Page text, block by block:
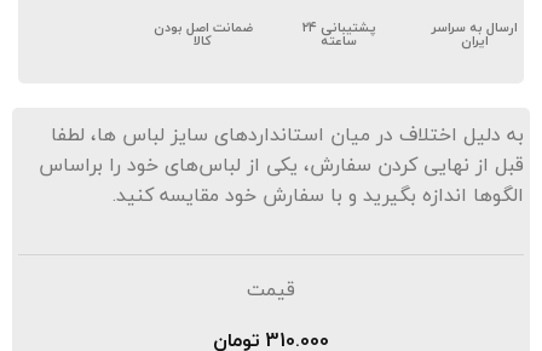
ارسال به سراسر
ایران
پشتیبانی ۲۴
ساعته
ضمانت اصل بودن
به دلیل اختلاف در میان استانداردهای سایز لباس ها، لطفا
قبل از نهایی کردن سفارش، یکی از لباس‌های خود را براساس
الگوها اندازه بگیرید و با سفارش خود مقایسه کنید.
قیمت
310.000 تومان